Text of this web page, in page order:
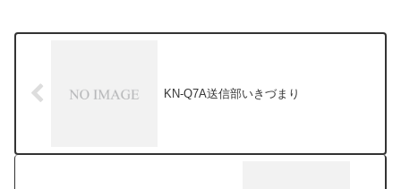
KN-Q7A送信部いきづまり